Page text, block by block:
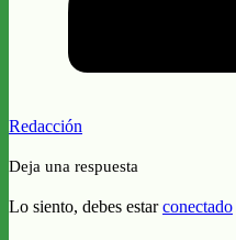
Redacción
Deja una respuesta
Lo siento, debes estarconectado